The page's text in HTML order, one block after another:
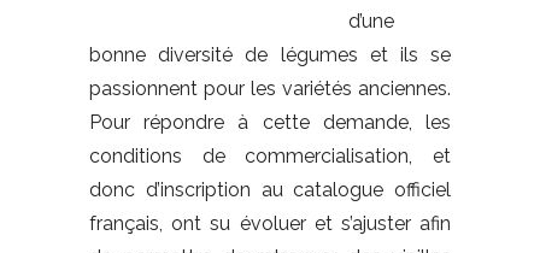
d’une
bonne diversité de légumes et ils se
passionnent pour les variétés anciennes.
Pour répondre à cette demande, les
conditions de commercialisation, et
donc d’inscription au catalogue officiel
français, ont su évoluer et s’ajuster afin